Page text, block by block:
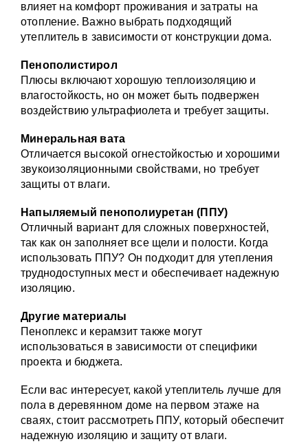
влияет на комфорт проживания и затраты на
отопление. Важно выбрать подходящий
утеплитель в зависимости от конструкции дома.
Пенополистирол
Плюсы включают хорошую теплоизоляцию и
влагостойкость, но он может быть подвержен
воздействию ультрафиолета и требует защиты.
Минеральная вата
Отличается высокой огнестойкостью и хорошими
звукоизоляционными свойствами, но требует
защиты от влаги.
Напыляемый пенополиуретан (ППУ)
Отличный вариант для сложных поверхностей,
так как он заполняет все щели и полости. Когда
использовать ППУ? Он подходит для утепления
труднодоступных мест и обеспечивает надежную
изоляцию.
Другие материалы
Пеноплекс и керамзит также могут
использоваться в зависимости от специфики
проекта и бюджета.
Если вас интересует, какой утеплитель лучше для
пола в деревянном доме на первом этаже на
сваях, стоит рассмотреть ППУ, который обеспечит
надежную изоляцию и защиту от влаги.